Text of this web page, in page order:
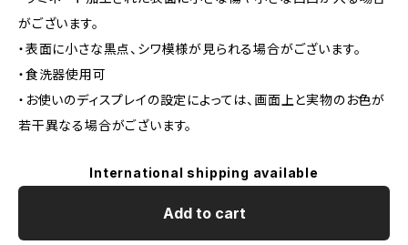
がございます。
・表面に小さな黒点、シワ模様が見られる場合がございます。
・食洗器使用可
・お使いのディスプレイの設定によっては、画面上と実物のお色が
若干異なる場合がございます。
International shipping available
Add to cart